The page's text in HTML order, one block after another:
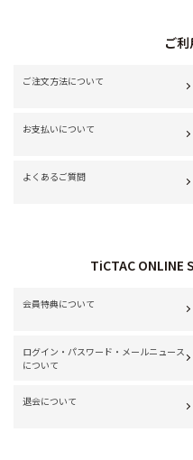
ご
ご注文方法について
お支払いについて
よくあるご質問
TiCTAC ONLINE
会員特典について
ログイン・パスワード・メールニュース
について
退会について